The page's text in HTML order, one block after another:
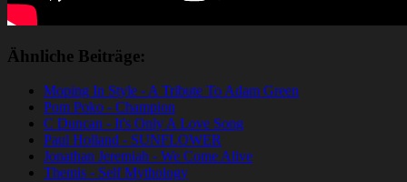
Ähnliche Beiträge:
Moping In Style - A Tribute To Adam Green
Pom Poko - Champion
C Duncan - It's Only A Love Song
Paul Holland - SUNFLOWER
Jonathan Jeremiah - We Come Alive
Themis - Self Mythology